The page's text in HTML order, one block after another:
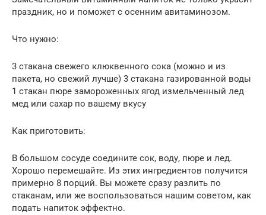
праздник, но и поможет с осенним авитаминозом.
Что нужно:
3 стакана свежего клюквенного сока (можно и из
пакета, но свежий лучше) 3 стакана газированной воды
1 стакан пюре замороженных ягод измельченный лед
мед или сахар по вашему вкусу
Как приготовить:
В большом сосуде соедините сок, воду, пюре и лед.
Хорошо перемешайте. Из этих ингредиентов получится
примерно 8 порций. Вы можете сразу разлить по
стаканам, или же воспользоваться нашим советом, как
подать напиток эффектно.